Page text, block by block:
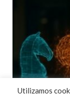
Utilizamos